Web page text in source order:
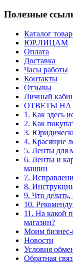
Полезные
Каталог
ЮР.ЛИЦАМ
Оплата
Доставка
Часы работы
Контакты
Отзывы
Личный
ОТВЕТЫ
1. Как здесь
2. Как
3.
4. Красящие
5. Ленты для
6. Ленты и
машин
7.
8.
9. Что делать,
10.
11. На какой
магазин?
Моим бизнес-
Новости
Условия
Обратная